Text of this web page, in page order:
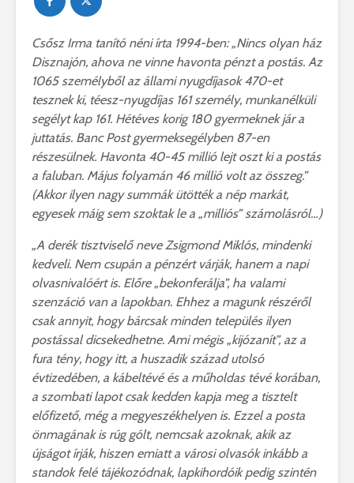
Csősz Irma tanító néni írta 1994-ben: „Nincs olyan ház
Disznajón, ahova ne vinne havonta pénzt a postás. Az
1065 személyből az állami nyugdíjasok 470-et
tesznek ki, téesz-nyugdíjas 161 személy, munkanélküli
segélyt kap 161. Hétéves korig 180 gyermeknek jár a
juttatás. Banc Post gyermeksegélyben 87-en
részesülnek. Havonta 40-45 millió lejt oszt ki a postás
a faluban. Május folyamán 46 millió volt az összeg.”
(Akkor ilyen nagy summák ütötték a nép markát,
egyesek máig sem szoktak le a „milliós” számolásról…)
„A derék tisztviselő neve Zsigmond Miklós, mindenki
kedveli. Nem csupán a pénzért várják, hanem a napi
olvasnivalóért is. Előre „bekonferálja”, ha valami
szenzáció van a lapokban. Ehhez a magunk részéről
csak annyit, hogy bárcsak minden település ilyen
postással dicsekedhetne. Ami mégis „kijózanít”, az a
fura tény, hogy itt, a huszadik század utolsó
évtizedében, a kábeltévé és a műholdas tévé korában,
a szombati lapot csak kedden kapja meg a tisztelt
előfizető, még a megyeszékhelyen is. Ezzel a posta
önmagának is rúg gólt, nemcsak azoknak, akik az
újságot írják, hiszen emiatt a városi olvasók inkább a
standok felé tájékozódnak, lapkihordóik pedig szintén